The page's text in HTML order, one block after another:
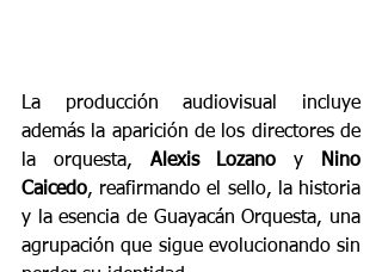
La producción audiovisual incluye
además la aparición de los directores de
la orquesta, Alexis Lozano y Nino
Caicedo, reafirmando el sello, la historia
y la esencia de Guayacán Orquesta, una
agrupación que sigue evolucionando sin